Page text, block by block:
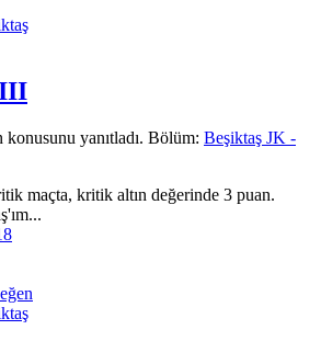
III
konusunu yanıtladı. Bölüm: Beşiktaş JK -
maçta, kritik altın değerinde 3 puan.